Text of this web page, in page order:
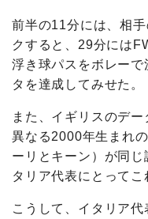
前半の11分には、相
クすると、29分には
浮き球パスをボレー
タを達成してみせた。
また、イギリスのデ
異なる2000年生まれ
ーリとキーン）が同
タリア代表にとってこ
こうして、イタリア